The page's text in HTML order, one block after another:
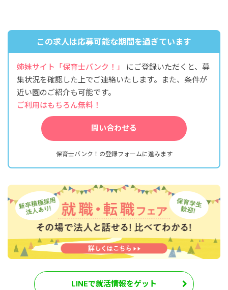
この求人は応募可能な期間を過ぎています
姉妹サイト「保育士バンク！」
にご登録いただくと、募
集状況を確認した上でご連絡いたします。また、条件が
近い園のご紹介も可能です。
ご利用はもちろん無料！
問い合わせる
保育士バンク！の登録フォームに進みます
LINEで就活情報をゲット